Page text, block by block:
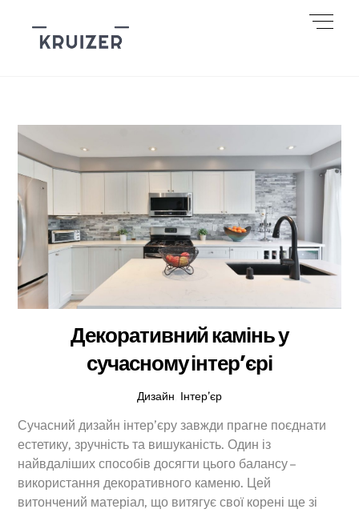
content
Декоративний камінь у
сучасному інтер’єрі
Дизайн Інтер’єр
Сучасний дизайн інтер’єру завжди прагне поєднати
естетику, зручність та вишуканість. Один із
найвдаліших способів досягти цього балансу –
використання декоративного каменю. Цей
витончений матеріал, що витягує свої корені ще зі